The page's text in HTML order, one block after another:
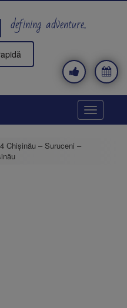
defining adventure..
Toggle
Chişinău – Suruceni –